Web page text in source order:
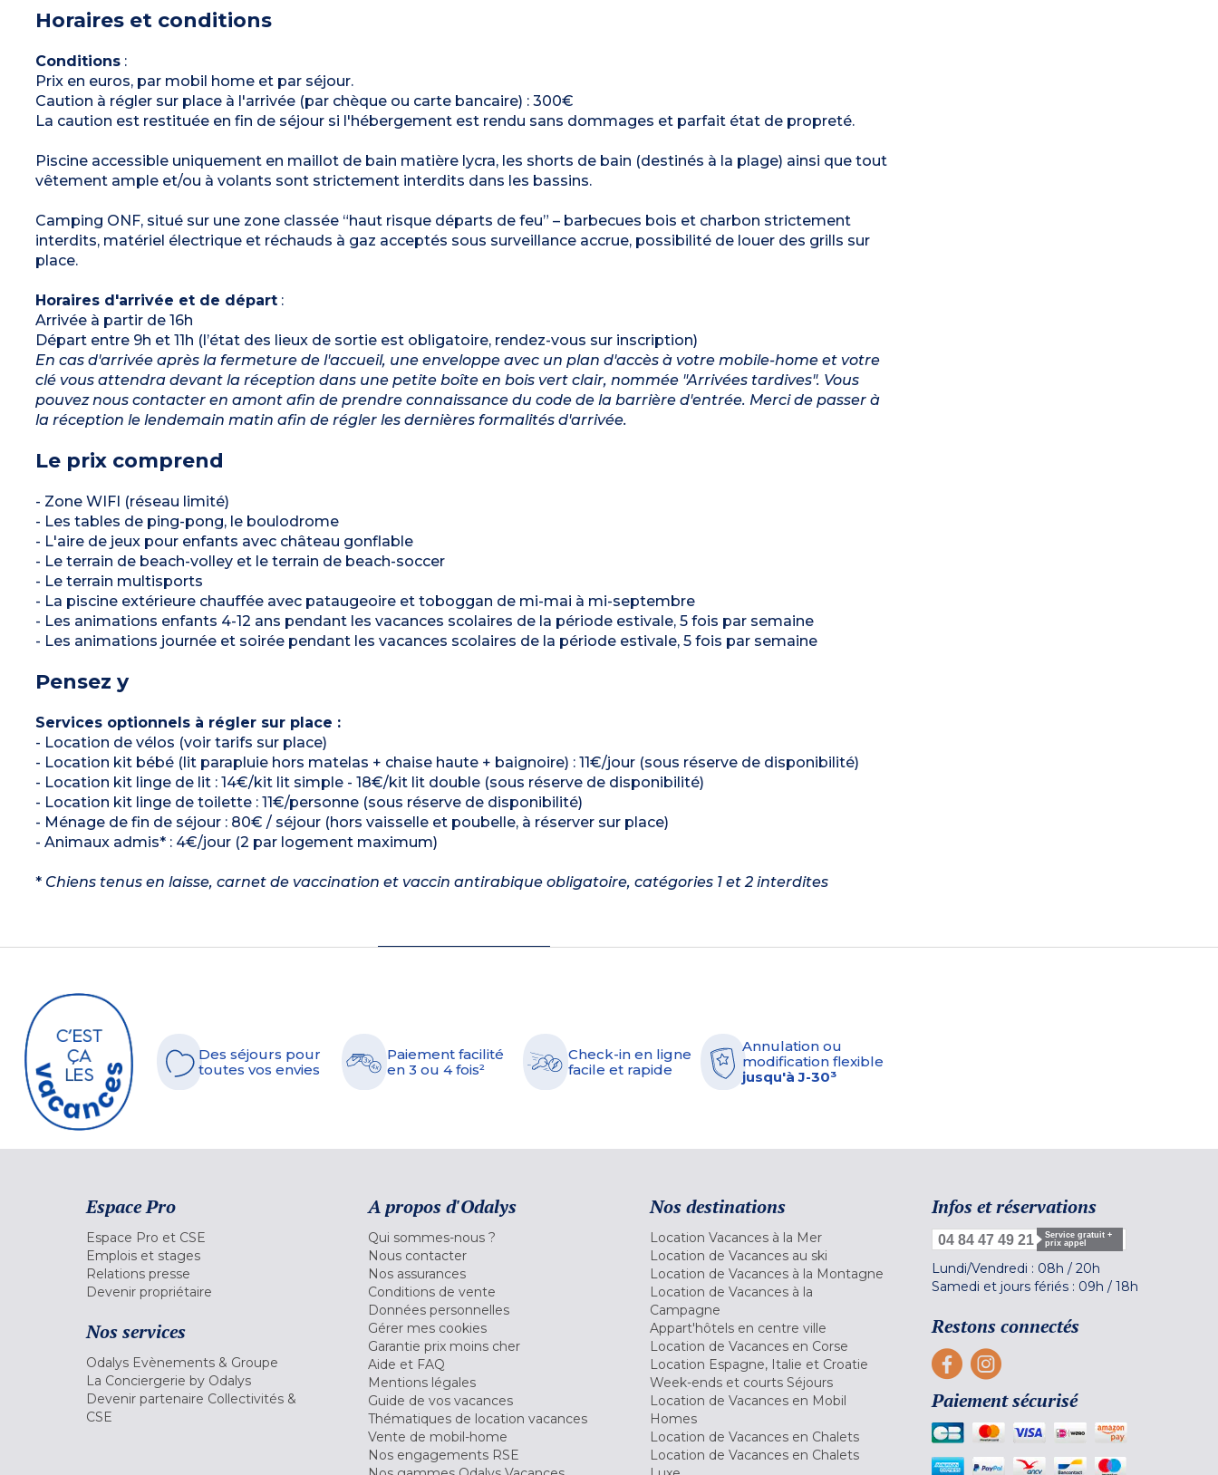
4 marches d'accès. Possibilité de se garer
devant l'hébergement.
Salle d'eau et WC séparé
Terrasse semi-couverte avec salon de jardin
inclus
Horaires et conditions
Conditions:
Prix en euros, par mobil home et par séjour.
Caution à régler sur place à l'arrivée (par chèque ou carte bancaire) : 300€
La caution est restituée en fin de séjour si l'hébergement est rendu sans dommages et parfait état de propreté.
Piscine accessible uniquement en maillot de bain matière lycra, les shorts de bain (destinés à la plage) ainsi que tout
vêtement ample et/ou à volants sont strictement interdits dans les bassins.
Camping ONF, situé sur une zone classée “haut risque départs de feu” – barbecues bois et charbon strictement
interdits, matériel électrique et réchauds à gaz acceptés sous surveillance accrue, possibilité de louer des grills sur
place.
Horaires d'arrivée et de départ:
Arrivée à partir de 16h
Départ entre 9h et 11h (l’état des lieux de sortie est obligatoire, rendez-vous sur inscription)
En cas d'arrivée après la fermeture de l'accueil, une enveloppe avec un plan d'accès à votre mobile-home et votre
clé vous attendra devant la réception dans une petite boîte en bois vert clair, nommée "Arrivées tardives". Vous
pouvez nous contacter en amont afin de prendre connaissance du code de la barrière d'entrée. Merci de passer à
la réception le lendemain matin afin de régler les dernières formalités d'arrivée.
Le prix comprend
- Zone WIFI (réseau limité)
- Les tables de ping-pong, le boulodrome
- L'aire de jeux pour enfants avec château gonflable
- Le terrain de beach-volley et le terrain de beach-soccer
- Le terrain multisports
- La piscine extérieure chauffée avec pataugeoire et toboggan de mi-mai à mi-septembre
- Les animations enfants 4-12 ans pendant les vacances scolaires de la période estivale, 5 fois par semaine
- Les animations journée et soirée pendant les vacances scolaires de la période estivale, 5 fois par semaine
Pensez y
Services optionnels à régler sur place :
- Location de vélos (voir tarifs sur place)
- Location kit bébé (lit parapluie hors matelas + chaise haute + baignoire) : 11€/jour (sous réserve de disponibilité)
- Location kit linge de lit : 14€/kit lit simple - 18€/kit lit double (sous réserve de disponibilité)
- Location kit linge de toilette : 11€/personne (sous réserve de disponibilité)
- Ménage de fin de séjour : 80€ / séjour (hors vaisselle et poubelle, à réserver sur place)
- Animaux admis* : 4€/jour (2 par logement maximum)
*Chiens tenus en laisse, carnet de vaccination et vaccin antirabique obligatoire, catégories 1 et 2 interdites
Des séjours pour
toutes vos envies
Paiement facilité
en 3 ou 4 fois²
Check-in en ligne
facile et rapide
Annulation ou
modification flexible
jusqu'à J-30³
Espace Pro
Espace Pro et CSE
Emplois et stages
Relations presse
Devenir propriétaire
Nos services
Odalys Evènements & Groupe
La Conciergerie by Odalys
Devenir partenaire Collectivités &
CSE
A propos d'Odalys
Qui sommes-nous ?
Nous contacter
Nos assurances
Conditions de vente
Données personnelles
Gérer mes cookies
Garantie prix moins cher
Aide et FAQ
Mentions légales
Guide de vos vacances
Thématiques de location vacances
Vente de mobil-home
Nos engagements RSE
Nos destinations
Location Vacances à la Mer
Location de Vacances au ski
Location de Vacances à la Montagne
Location de Vacances à la
Campagne
Appart'hôtels en centre ville
Location de Vacances en Corse
Location Espagne, Italie et Croatie
Week-ends et courts Séjours
Location de Vacances en Mobil
Homes
Location de Vacances en Chalets
Location de Vacances en Chalets
Infos et réservations
04 84 47 49 21
Service gratuit +
prix appel
Lundi/Vendredi : 08h / 20h
Samedi et jours fériés : 09h / 18h
Restons connectés
Paiement sécurisé